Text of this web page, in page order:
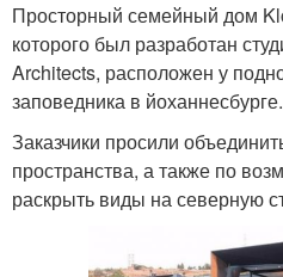
Просторный семейный дом
которого был разработан
Architects, расположен у
заповедника в йоханнесбурге.
Заказчики просили
пространства, а также по
раскрыть виды на северную